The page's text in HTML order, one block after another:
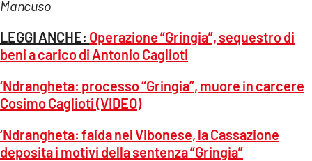
Mancuso
LEGGI ANCHE: Operazione “Gringia”, sequestro di
beni a carico di Antonio Caglioti
‘Ndrangheta: processo “Gringia”, muore in carcere
Cosimo Caglioti (VIDEO)
‘Ndrangheta: faida nel Vibonese, la Cassazione
deposita i motivi della sentenza “Gringia”